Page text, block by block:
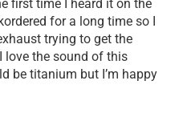
first time I heard it on the
for a long time so I
trying to get the
love the sound of this
be titanium but I’m happy